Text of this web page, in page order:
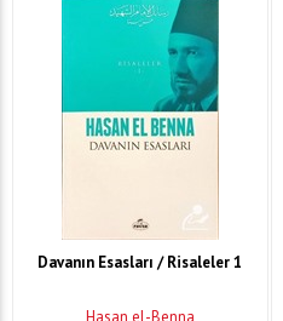
Davanın Esasları / Risaleler 1
Hasan el-Benna